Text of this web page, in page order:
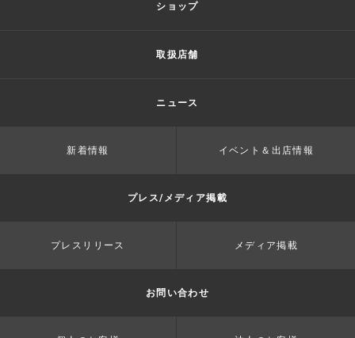
ショップ
取扱店舗
ニュース
新着情報 イベント＆出店情報
プレス/メディア掲載
プレスリリース メディア掲載
お問い合わせ